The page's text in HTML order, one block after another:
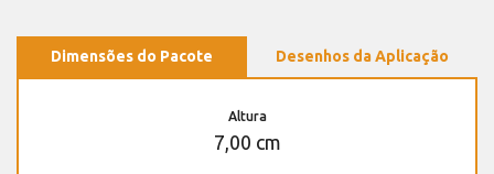
Dimensões do Pacote Desenhos da Aplicação
Altura
7,00 cm